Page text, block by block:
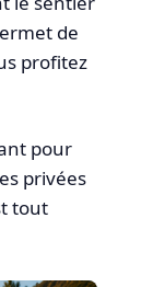
de
profitez
pour
privées
tout